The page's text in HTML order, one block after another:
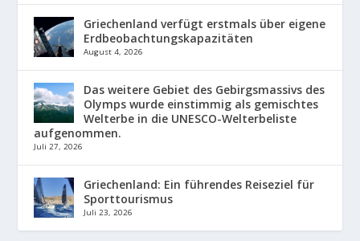
Griechenland verfügt erstmals über eigene
Erdbeobachtungskapazitäten
August 4, 2026
Das weitere Gebiet des Gebirgsmassivs des
Olymps wurde einstimmig als gemischtes
Welterbe in die UNESCO-Welterbeliste
aufgenommen.
Juli 27, 2026
Griechenland: Ein führendes Reiseziel für
Sporttourismus
Juli 23, 2026